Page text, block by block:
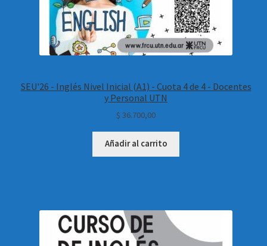
SEU'26 - Inglés Nivel Inicial (A1) - Cuota 4 de 4 - Docentes
y Personal UTN
$ 36.700,00
Añadir al carrito